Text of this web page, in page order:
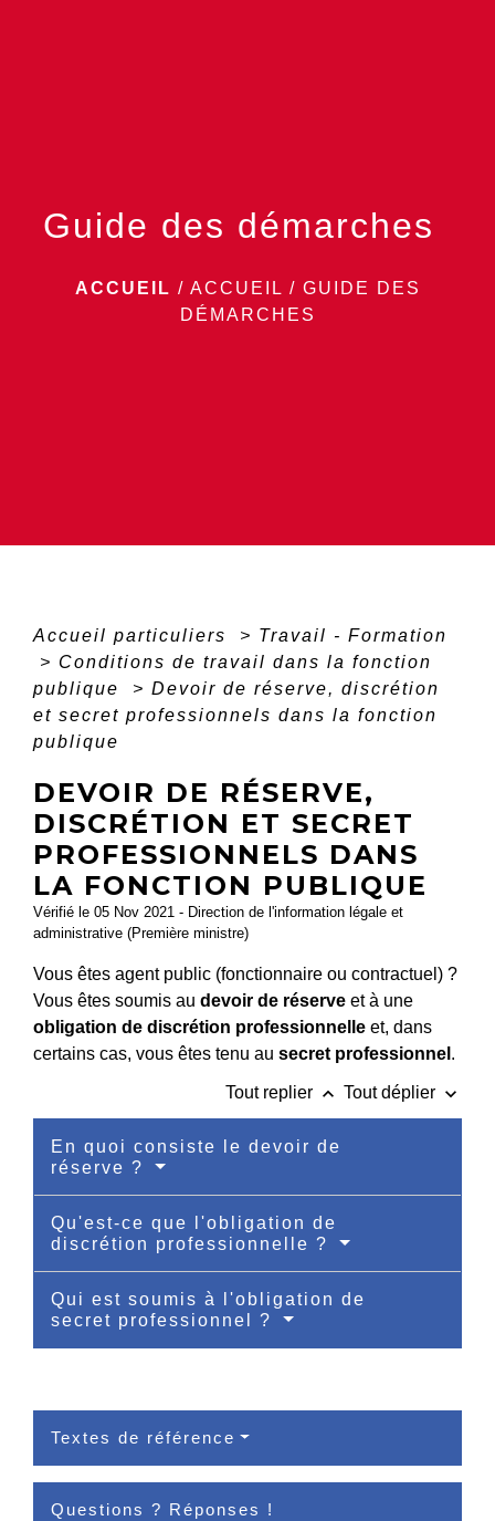
Guide des démarches
ACCUEIL / ACCUEIL / GUIDE DES
DÉMARCHES
Accueil particuliers > Travail - Formation
> Conditions de travail dans la fonction
publique
> Devoir de réserve, discrétion
et secret professionnels dans la fonction
publique
DEVOIR DE RÉSERVE,
DISCRÉTION ET SECRET
PROFESSIONNELS DANS
LA FONCTION PUBLIQUE
Vérifié le 05 Nov 2021 - Direction de l'information légale et
administrative (Première ministre)
Vous êtes agent public (fonctionnaire ou contractuel) ?
Vous êtes soumis au devoir de réserve et à une
obligation de discrétion professionnelle et, dans
certains cas, vous êtes tenu au secret professionnel .
Tout replier keyboard_arrow_up Tout déplier keyboard_arrow_down
En quoi consiste le devoir de
réserve ?
Qu'est-ce que l'obligation de
discrétion professionnelle ?
Qui est soumis à l'obligation de
secret professionnel ?
Textes de référence
Questions ? Réponses !